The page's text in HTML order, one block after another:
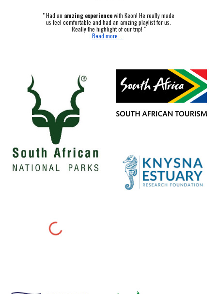
"Had an amzing experiencewith Keon! He really made
us feel comfortable and had an amzing playlist for us.
Really the highlight of our trip! "
Read more...